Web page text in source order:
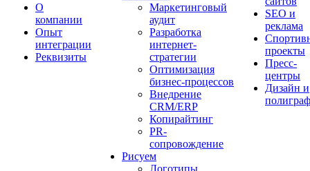
О
компании
Опыт
интеграции
Реквизиты
Маркетинговый
аудит
Разработка
интернет-
стратегии
Оптимизация
бизнес-процессов
Внедрение
CRM/ERP
Копирайтинг
PR-
сопровождение
Рисуем
Логотипы
SEO и
реклама
проекты
Пресс-
центры
Дизайн и